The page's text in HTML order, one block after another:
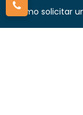
¿Cómo solicitar